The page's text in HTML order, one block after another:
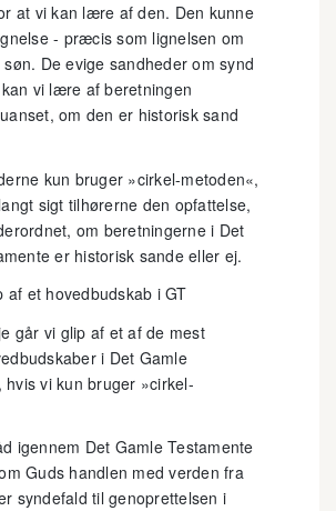
at vi kan lære af den. Den kunne
- præcis som lignelsen om
De evige sandheder om synd
vi lære af beretningen
om den er historisk sand
kun bruger »cirkel-metoden«,
sigt tilhørerne den opfattelse,
om beretningerne i Det
er historisk sande eller ej.
af et hovedbudskab i GT
går vi glip af et af de mest
i Det Gamle
hvis vi kun bruger »cirkel-
igennem Det Gamle Testamente
Guds handlen med verden fra
syndefald til genoprettelsen i